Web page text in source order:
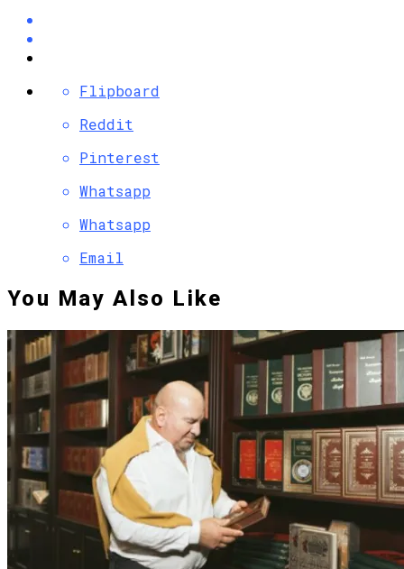
Flipboard
Reddit
Pinterest
Whatsapp
Whatsapp
Email
You May Also Like